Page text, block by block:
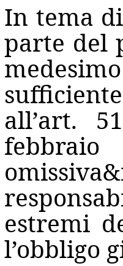
In tema
parte del
all’art.
omissiva
estremi
l’obbligo